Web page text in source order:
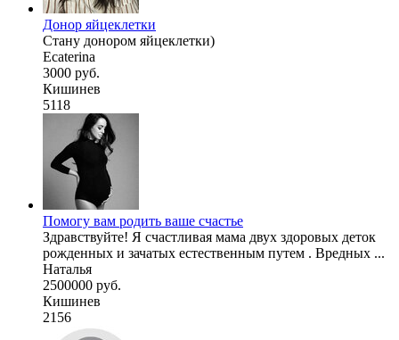
Донор яйцеклетки
Стану донором яйцеклетки)
Ecaterina
3000 руб.
Кишинев
5118
Помогу вам родить ваше счастье
Здравствуйте! Я счастливая мама двух здоровых деток
рожденных и зачатых естественным путем . Вредных ...
Наталья
2500000 руб.
Кишинев
2156